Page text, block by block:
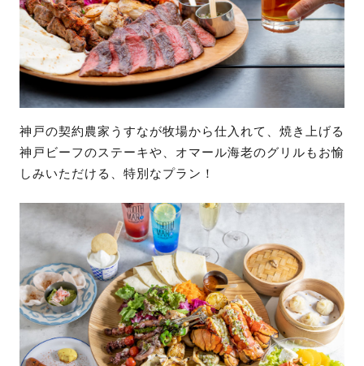
神戸の契約農家うすなが牧場から仕入れて、焼き上げる
神戸ビーフのステーキや、オマール海老のグリルもお愉
しみいただける、特別なプラン！